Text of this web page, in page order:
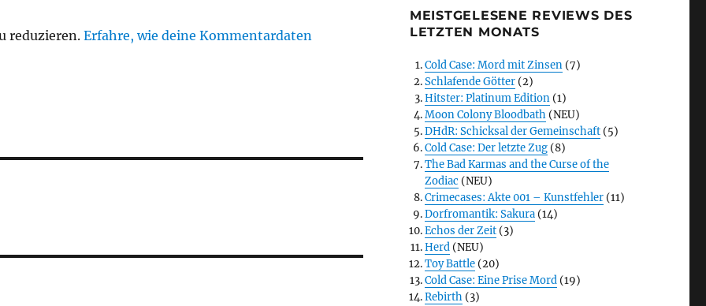
reduzieren.Erfahre, wie deine Kommentardaten
MEISTGELESENE REVIEWS DES
LETZTEN MONATS
Cold Case: Mord mit Zinsen (7)
Schlafende Götter (2)
Hitster: Platinum Edition (1)
Moon Colony Bloodbath (NEU)
DHdR: Schicksal der Gemeinschaft (5)
Cold Case: Der letzte Zug (8)
The Bad Karmas and the Curse of the
Zodiac (NEU)
Crimecases: Akte 001 – Kunstfehler (11)
Dorfromantik: Sakura (14)
Echos der Zeit (3)
Herd (NEU)
Toy Battle (20)
Cold Case: Eine Prise Mord (19)
Rebirth (3)